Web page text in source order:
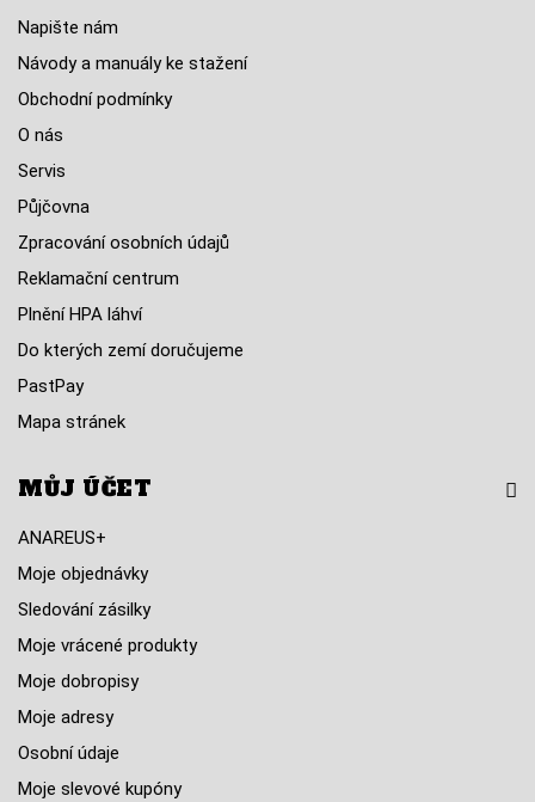
Napište nám
Návody a manuály ke stažení
Obchodní podmínky
O nás
Servis
Půjčovna
Zpracování osobních údajů
Reklamační centrum
Plnění HPA láhví
Do kterých zemí doručujeme
PastPay
Mapa stránek
MŮJ ÚČET
ANAREUS+
Moje objednávky
Sledování zásilky
Moje vrácené produkty
Moje dobropisy
Moje adresy
Osobní údaje
Moje slevové kupóny